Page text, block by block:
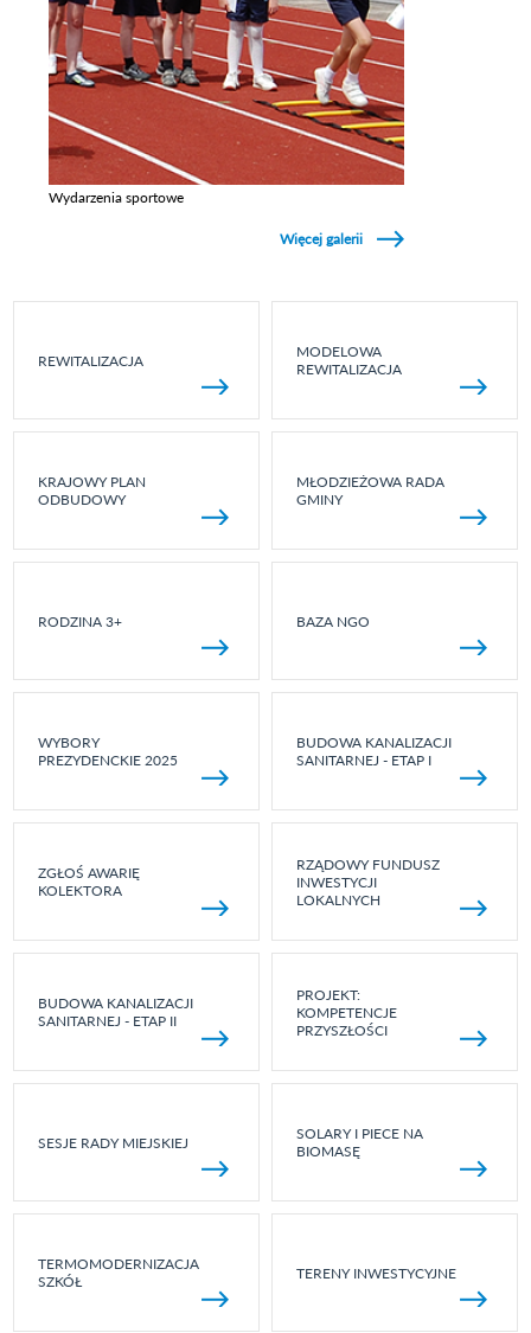
Wydarzenia sportowe
Więcej galerii
REWITALIZACJA
MODELOWA
REWITALIZACJA
KRAJOWY PLAN
ODBUDOWY
MŁODZIEŻOWA RADA
GMINY
RODZINA 3+ BAZA NGO
WYBORY
PREZYDENCKIE 2025
BUDOWA KANALIZACJI
SANITARNEJ - ETAP I
ZGŁOŚ AWARIĘ
KOLEKTORA
RZĄDOWY FUNDUSZ
INWESTYCJI
LOKALNYCH
BUDOWA KANALIZACJI
SANITARNEJ - ETAP II
PROJEKT:
KOMPETENCJE
PRZYSZŁOŚCI
SESJE RADY MIEJSKIEJ
SOLARY I PIECE NA
BIOMASĘ
TERMOMODERNIZACJA
SZKÓŁ
TERENY INWESTYCYJNE